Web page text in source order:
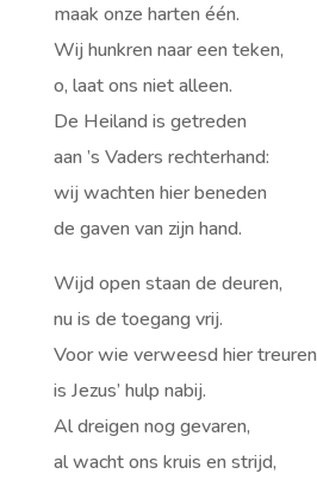
maak onze harten één.
Wij hunkren naar een teken,
o, laat ons niet alleen.
De Heiland is getreden
aan ’s Vaders rechterhand:
wij wachten hier beneden
de gaven van zijn hand.
Wijd open staan de deuren,
nu is de toegang vrij.
Voor wie verweesd hier treuren
is Jezus’ hulp nabij.
Al dreigen nog gevaren,
al wacht ons kruis en strijd,